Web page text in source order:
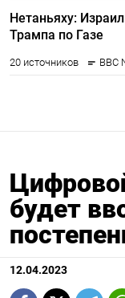
будет
12.04.2023